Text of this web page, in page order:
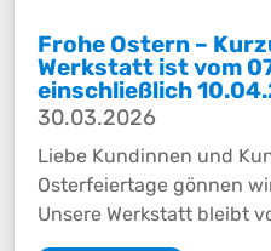
Frohe Ostern –
Werkstatt ist vom
einschließlich
30.03.2026
Liebe Kundinnen und
Osterfeiertage gönnen
Unsere Werkstatt bleibt